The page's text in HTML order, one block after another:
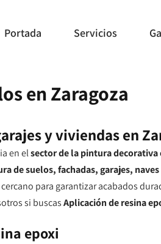
Portada Servicios
en Zaragoza
y viviendas en
en elsector de la pintura
de suelos, fachadas, garajes,
para garantizar acabados
si buscasAplicación de resina
epoxi